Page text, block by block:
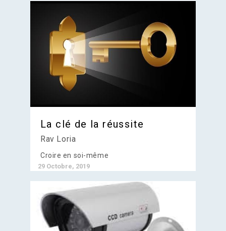
La clé de la réussite
Rav Loria
Croire en soi-même
29 Octobre, 2019